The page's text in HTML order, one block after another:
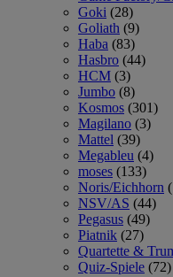
Goki (28)
Goliath (9)
Haba (83)
Hasbro (44)
HCM (3)
Jumbo (8)
Kosmos (301)
Magilano (3)
Mattel (39)
Megableu (4)
moses (133)
Noris/Eichhorn
NSV/AS (44)
Pegasus (49)
Piatnik (27)
Quartette &
Quiz-Spiele (72)